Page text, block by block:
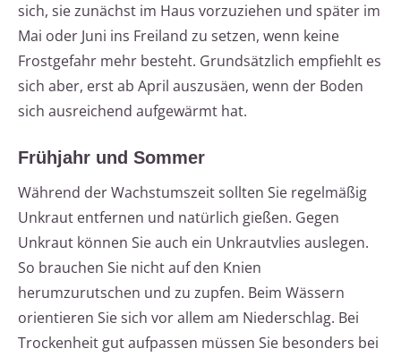
sich, sie zunächst im Haus vorzuziehen und später im
Mai oder Juni ins Freiland zu setzen, wenn keine
Frostgefahr mehr besteht. Grundsätzlich empfiehlt es
sich aber, erst ab April auszusäen, wenn der Boden
sich ausreichend aufgewärmt hat.
Frühjahr und Sommer
Während der Wachstumszeit sollten Sie regelmäßig
Unkraut entfernen und natürlich gießen. Gegen
Unkraut können Sie auch ein Unkrautvlies auslegen.
So brauchen Sie nicht auf den Knien
herumzurutschen und zu zupfen. Beim Wässern
orientieren Sie sich vor allem am Niederschlag. Bei
Trockenheit gut aufpassen müssen Sie besonders bei